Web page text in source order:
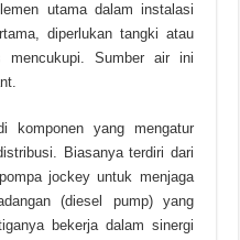
utama dalam instalasi
diperlukan tangki atau
mencukupi. Sumber air ini
komponen yang mengatur
Biasanya terdiri dari
jockey untuk menjaga
(diesel pump) yang
bekerja dalam sinergi